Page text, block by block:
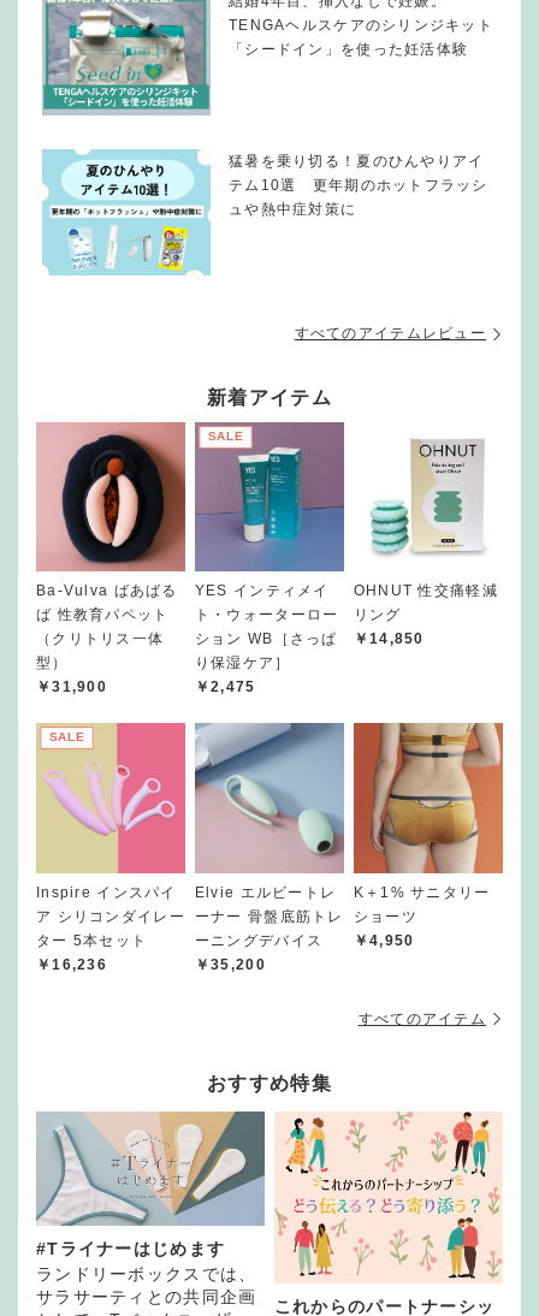
TENGAヘルスケアのシリンジキット
「シードイン」を使った妊活体験
猛暑を乗り切る！夏のひんやりアイ
テム10選 更年期のホットフラッシ
ュや熱中症対策に
すべてのアイテムレビュー
新着アイテム
Ba-Vulva ばあばる
ば 性教育パペット
（クリトリス一体
型）
￥31,900
SALE
YES インティメイ
ト・ウォーターロー
ション WB［さっぱ
り保湿ケア］
￥2,475
OHNUT 性交痛軽減
リング
￥14,850
SALE
Inspire インスパイ
ア シリコンダイレー
ター 5本セット
￥16,236
Elvie エルビートレ
ーナー 骨盤底筋トレ
ーニングデバイス
￥35,200
K＋1% サニタリー
ショーツ
￥4,950
すべてのアイテム
おすすめ特集
#Tライナーはじめます
ランドリーボックスでは、
サラサーティとの共同企画
これからのパートナーシッ